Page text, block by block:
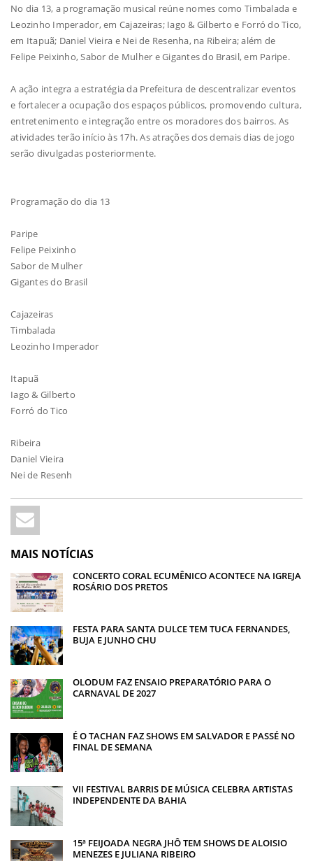
No dia 13, a programação musical reúne nomes como Timbalada e
Leozinho Imperador, em Cajazeiras; Iago & Gilberto e Forró do Tico,
em Itapuã; Daniel Vieira e Nei de Resenha, na Ribeira; além de
Felipe Peixinho, Sabor de Mulher e Gigantes do Brasil, em Paripe.
A ação integra a estratégia da Prefeitura de descentralizar eventos
e fortalecer a ocupação dos espaços públicos, promovendo cultura,
entretenimento e integração entre os moradores dos bairros. As
atividades terão início às 17h. As atrações dos demais dias de jogo
serão divulgadas posteriormente.
Programação do dia 13
Paripe
Felipe Peixinho
Sabor de Mulher
Gigantes do Brasil
Cajazeiras
Timbalada
Leozinho Imperador
Itapuã
Iago & Gilberto
Forró do Tico
Ribeira
Daniel Vieira
Nei de Resenh
MAIS NOTÍCIAS
CONCERTO CORAL ECUMÊNICO ACONTECE NA IGREJA
ROSÁRIO DOS PRETOS
FESTA PARA SANTA DULCE TEM TUCA FERNANDES,
BUJA E JUNHO CHU
OLODUM FAZ ENSAIO PREPARATÓRIO PARA O
CARNAVAL DE 2027
É O TACHAN FAZ SHOWS EM SALVADOR E PASSÉ NO
FINAL DE SEMANA
VII FESTIVAL BARRIS DE MÚSICA CELEBRA ARTISTAS
INDEPENDENTE DA BAHIA
15ª FEIJOADA NEGRA JHÔ TEM SHOWS DE ALOISIO
MENEZES E JULIANA RIBEIRO